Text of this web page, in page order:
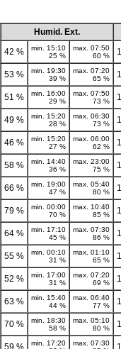
Humid. Ext.
42 %
min. 15:10
25 %
max. 07:50
60 %
53 %
min. 19:30
39 %
max. 07:20
65 %
51 %
min. 16:00
29 %
max. 07:50
73 %
49 %
min. 15:20
28 %
max. 06:30
73 %
46 %
min. 15:20
27 %
max. 06:00
62 %
58 %
min. 14:40
36 %
max. 23:00
75 %
66 %
min. 19:00
47 %
max. 05:40
80 %
79 %
min. 00:00
70 %
max. 10:40
85 %
64 %
min. 17:10
45 %
max. 07:30
86 %
55 %
min. 00:10
31 %
max. 01:10
65 %
52 %
min. 17:00
31 %
max. 07:20
69 %
63 %
min. 15:40
44 %
max. 06:40
77 %
70 %
min. 18:30
58 %
max. 05:10
80 %
59 %
min. 17:20
max. 07:30